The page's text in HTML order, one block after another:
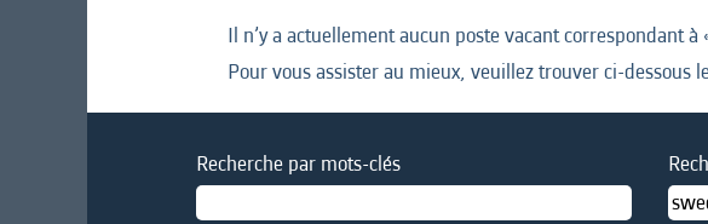
Il n’y a actuellement aucun poste vacant correspondant à
Pour vous assister au mieux, veuillez trouver ci-dessous
Recherche par mots-clés